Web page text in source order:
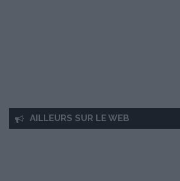
AILLEURS SUR LE WEB